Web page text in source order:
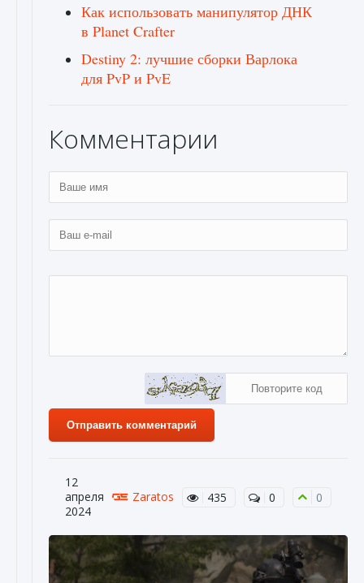
Как использовать манипулятор ДНК
в Planet Crafter
Destiny 2: лучшие сборки Варлока
для PvP и PvE
Комментарии
Отправить комментарий
12
апреля
2024
Zaratos 435 0 0